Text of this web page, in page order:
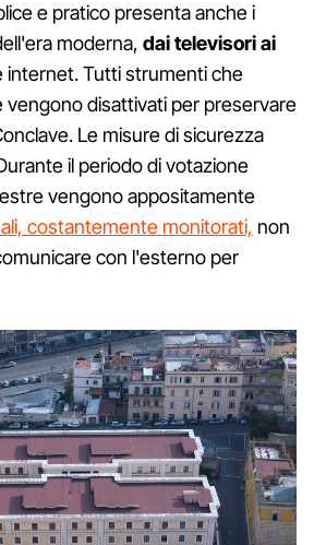
e pratico presenta anche i
moderna, dai televisori ai
internet. Tutti strumenti che
vengono disattivati per preservare
Le misure di sicurezza
il periodo di votazione
vengono appositamente
costantemente monitorati, non
con l'esterno per